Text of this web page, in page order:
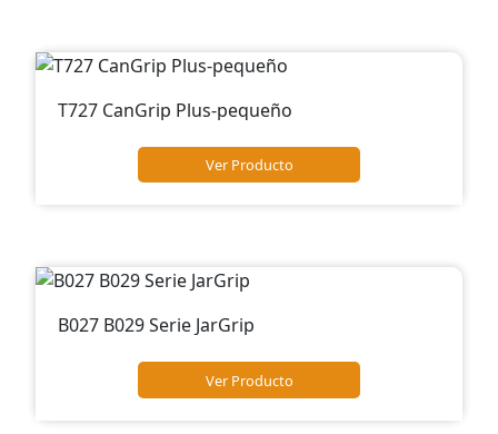
T727 CanGrip Plus-pequeño
Ver Producto
B027 B029 Serie JarGrip
Ver Producto